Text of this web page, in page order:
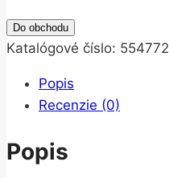
Do obchodu
Katalógové číslo: 554772
Popis
Recenzie (0)
Popis